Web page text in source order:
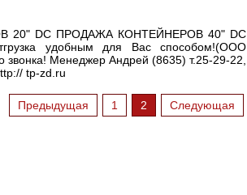
20" DC ПРОДАЖА КОНТЕЙНЕРОВ 40" DC
удобным для Вас способом!(ООО
звонка! Менеджер Андрей (8635) т.25-29-22,
tp-zd.ru
Предыдущая 1 2 Следующая